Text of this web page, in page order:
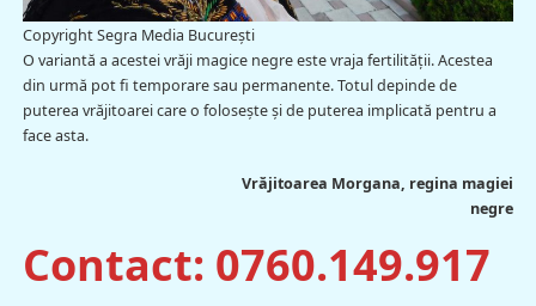
Copyright Segra Media București
O variantă a acestei vrăji magice negre este vraja fertilității. Acestea
din urmă pot fi temporare sau permanente. Totul depinde de
puterea vrăjitoarei care o folosește și de puterea implicată pentru a
face asta.
Vrăjitoarea Morgana, regina magiei
negre
Contact: 0760.149.917